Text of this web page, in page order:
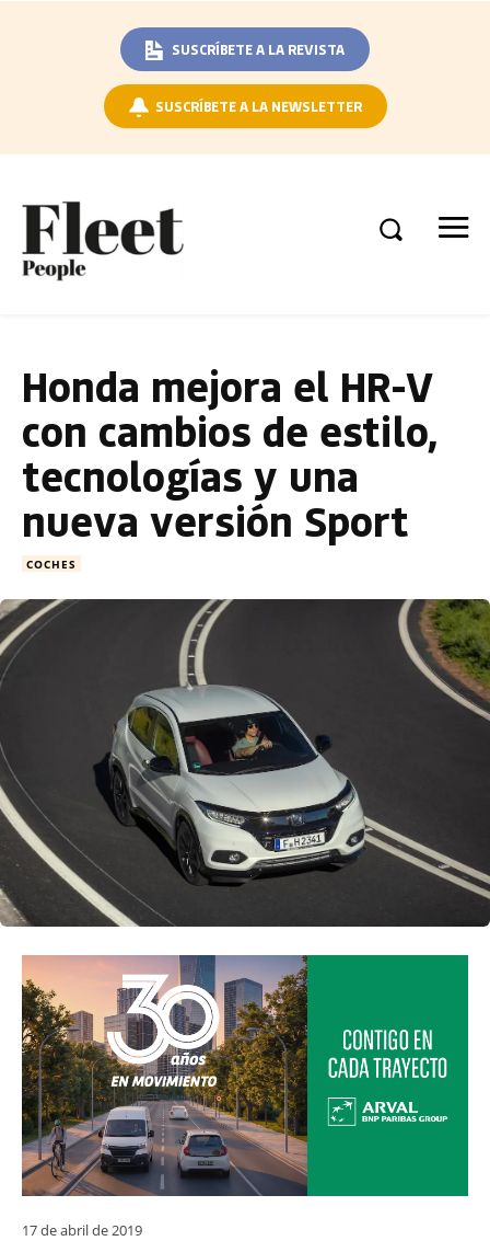
SUSCRÍBETE A LA REVISTA
SUSCRÍBETE A LA NEWSLETTER
Honda mejora el HR-V
con cambios de estilo,
tecnologías y una
nueva versión Sport
COCHES
17 de abril de 2019